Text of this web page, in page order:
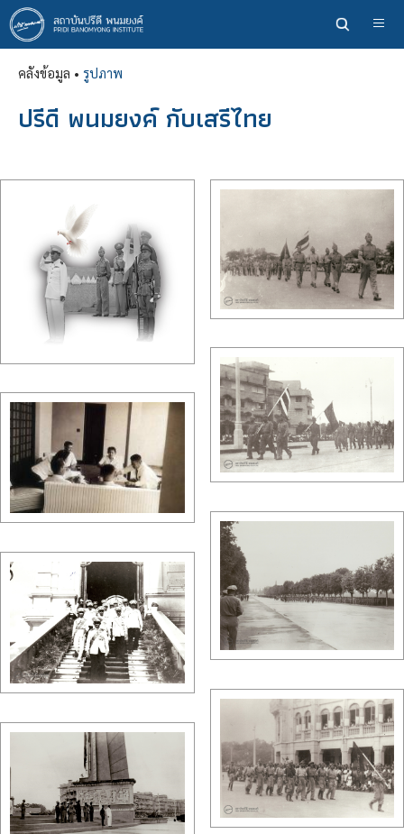
ข้าม
ไป
ยัง
เนื้อหา
คลังข้อมูล • รูปภาพ
ปรีดี พนมยงค์ กับเสรีไทย